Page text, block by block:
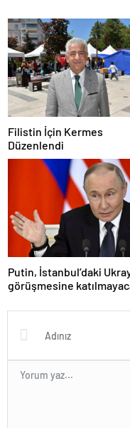
Filistin İçin Kermes
Düzenlendi
Putin, İstanbul’daki
görüşmesine